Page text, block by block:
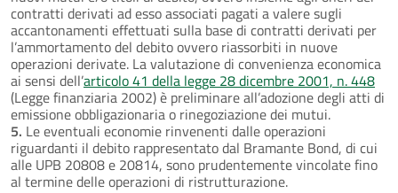
contratti derivati ad esso associati pagati a valere sugli
accantonamenti effettuati sulla base di contratti derivati per
l’ammortamento del debito ovvero riassorbiti in nuove
operazioni derivate. La valutazione di convenienza economica
ai sensi dell’articolo 41 della legge 28 dicembre 2001, n. 448
(Legge finanziaria 2002) è preliminare all’adozione degli atti di
emissione obbligazionaria o rinegoziazione dei mutui.
5. Le eventuali economie rinvenenti dalle operazioni
riguardanti il debito rappresentato dal Bramante Bond, di cui
alle UPB 20808 e 20814, sono prudentemente vincolate fino
al termine delle operazioni di ristrutturazione.